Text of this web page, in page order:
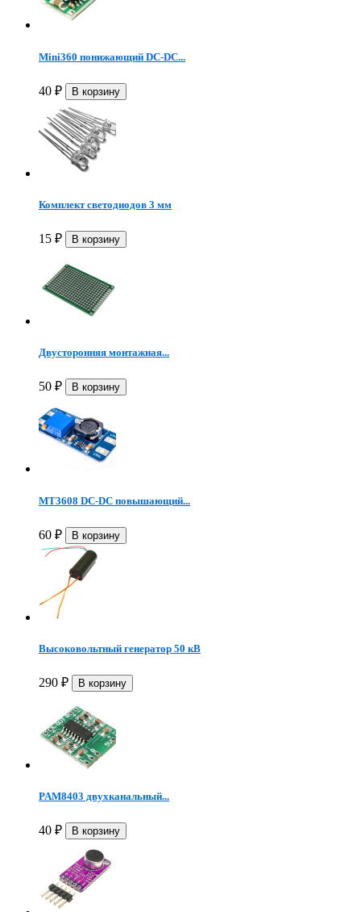
Mini360 понижающий DC-DC...
40 ₽
Комплект светодиодов 3 мм
15 ₽
Двусторонняя монтажная...
50 ₽
MT3608 DC-DC повышающий...
60 ₽
Высоковольтный генератор 50 кВ
290 ₽
PAM8403 двухканальный...
40 ₽